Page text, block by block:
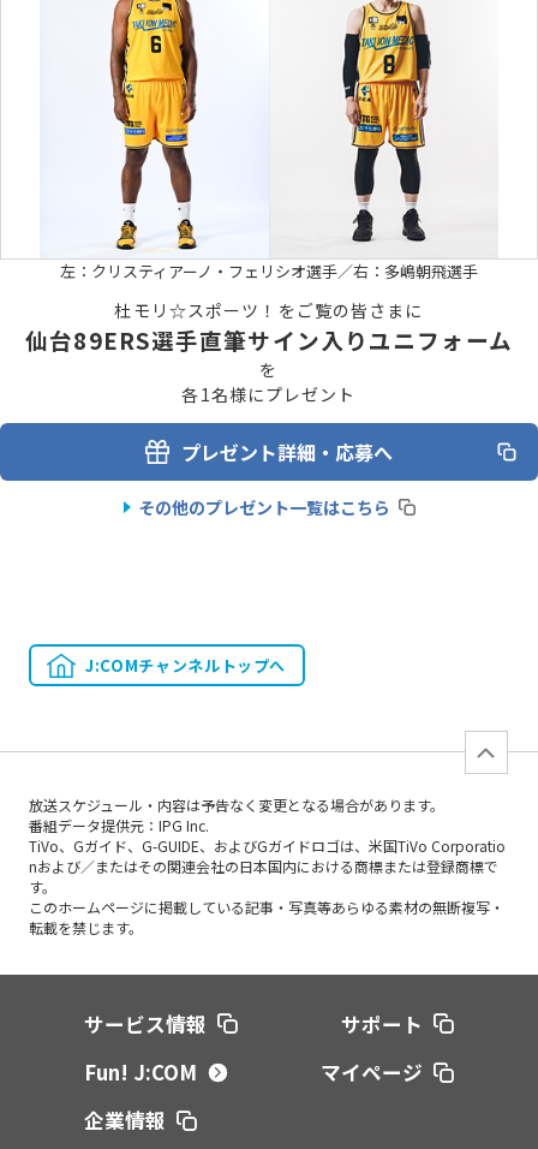
左：クリスティアーノ・フェリシオ選手／右：多嶋朝飛選手
杜モリ☆スポーツ！をご覧の皆さまに
仙台89ERS選手直筆サイン入りユニフォーム
を
各1名様にプレゼント
プレゼント詳細・応募へ
その他のプレゼント一覧はこちら
J:COMチャンネルトップへ
放送スケジュール・内容は予告なく変更となる場合があります。
番組データ提供元：IPG Inc.
TiVo、Gガイド、G-GUIDE、およびGガイドロゴは、米国TiVo Corporatio
nおよび／またはその関連会社の日本国内における商標または登録商標で
す。
このホームページに掲載している記事・写真等あらゆる素材の無断複写・
転載を禁じます。
サービス情報
サポート
Fun! J:COM
マイページ
企業情報